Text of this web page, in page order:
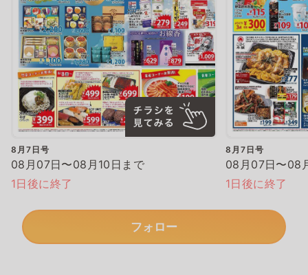
8月7日号
08月07日〜08月10日まで
1日後に終了
8月7日号
08月07日〜08
1日後に終了
フォロー